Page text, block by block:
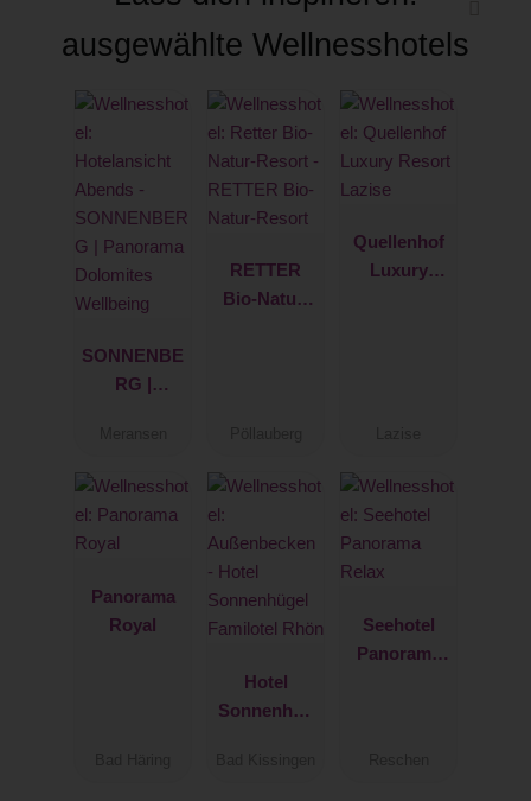
ausgewählte Wellnesshotels
SONNENBE
RG |
RETTER
Bio-Natur-
Quellenhof
Luxury
Panorama
Royal
Hotel
Sonnenhüg
Seehotel
Panorama